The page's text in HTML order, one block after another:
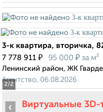
2/2
3-к квартира, вторичка,
7 778 911 ₽ 95 000 ₽ за м²
Ленинский район, ЖК
Агентство, 06.08.2026
Виртуальные
‹